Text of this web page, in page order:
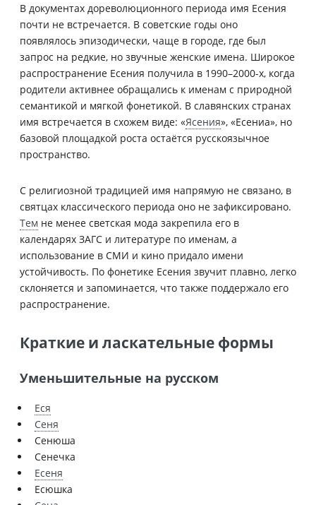
В документах дореволюционного периода имя Есения
почти не встречается. В советские годы оно
появлялось эпизодически, чаще в городе, где был
запрос на редкие, но звучные женские имена. Широкое
распространение Есения получила в 1990–2000-х, когда
родители активнее обращались к именам с природной
семантикой и мягкой фонетикой. В славянских странах
имя встречается в схожем виде: «Ясения», «Есениа», но
базовой площадкой роста остаётся русскоязычное
пространство.
С религиозной традицией имя напрямую не связано, в
святцах классического периода оно не зафиксировано.
Тем не менее светская мода закрепила его в
календарях ЗАГС и литературе по именам, а
использование в СМИ и кино придало имени
устойчивость. По фонетике Есения звучит плавно, легко
склоняется и запоминается, что также поддержало его
распространение.
Краткие и ласкательные формы
Уменьшительные на русском
Еся
Сеня
Сенюша
Сенечка
Есеня
Есюшка